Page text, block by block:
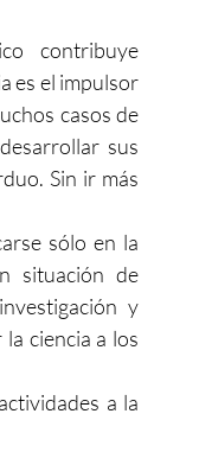
contribuye
es el impulsor
casos de
sus
Sin ir más
sólo en la
situación de
y
ciencia a los
a la